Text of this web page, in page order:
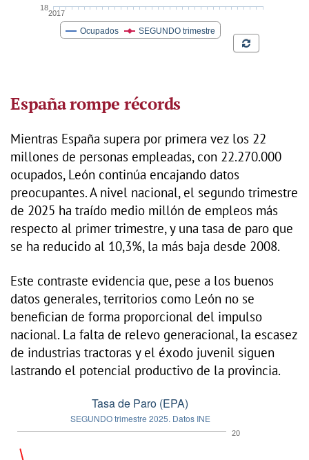
España rompe récords
Mientras España supera por primera vez los 22
millones de personas empleadas, con 22.270.000
ocupados, León continúa encajando datos
preocupantes. A nivel nacional, el segundo trimestre
de 2025 ha traído medio millón de empleos más
respecto al primer trimestre, y una tasa de paro que
se ha reducido al 10,3%, la más baja desde 2008.
Este contraste evidencia que, pese a los buenos
datos generales, territorios como León no se
benefician de forma proporcional del impulso
nacional. La falta de relevo generacional, la escasez
de industrias tractoras y el éxodo juvenil siguen
lastrando el potencial productivo de la provincia.